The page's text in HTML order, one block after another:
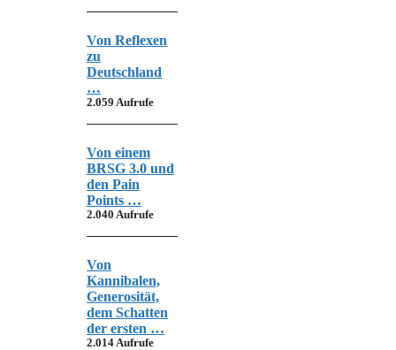
Von Reflexen
zu
Deutschland
…
2.059 Aufrufe
Von einem
BRSG 3.0 und
den Pain
Points …
2.040 Aufrufe
Von
Kannibalen,
Generosität,
dem Schatten
der ersten …
2.014 Aufrufe